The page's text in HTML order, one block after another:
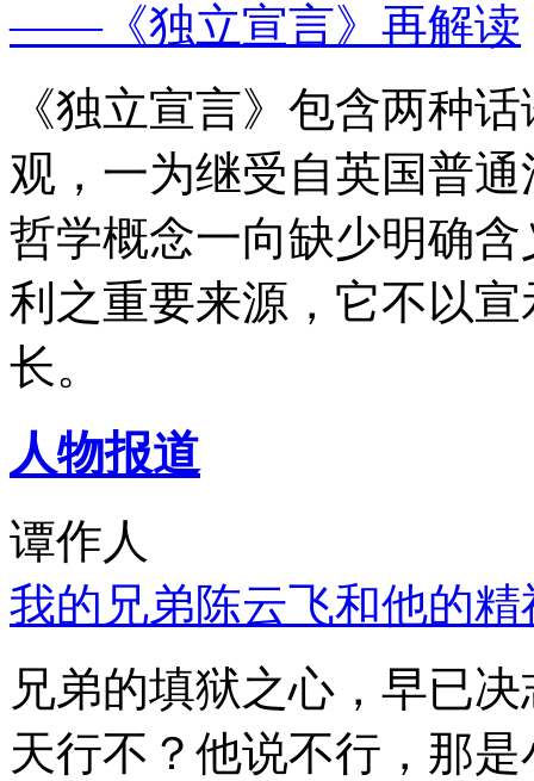
——《独立宣言》再解读
《独立宣言》包含两种
观，一为继受自英国普
哲学概念一向缺少明确
利之重要来源，它不以
长。
人物报道
谭作人
我的兄弟陈云飞和他的
兄弟的填狱之心，早已
天行不？他说不行，那